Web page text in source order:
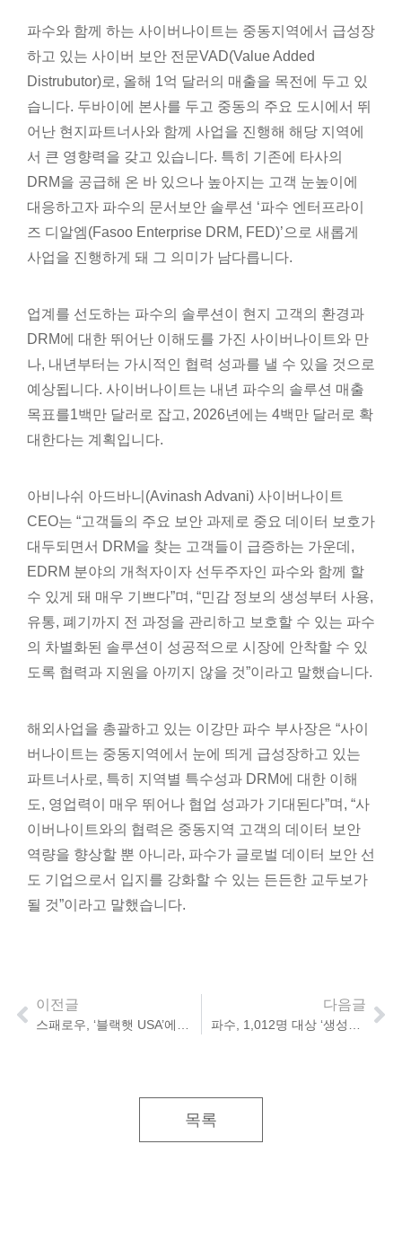
파수와 함께 하는 사이버나이트는 중동지역에서 급성장
하고 있는 사이버 보안 전문VAD(Value Added
Distrubutor)로, 올해 1억 달러의 매출을 목전에 두고 있
습니다. 두바이에 본사를 두고 중동의 주요 도시에서 뛰
어난 현지파트너사와 함께 사업을 진행해 해당 지역에
서 큰 영향력을 갖고 있습니다. 특히 기존에 타사의
DRM을 공급해 온 바 있으나 높아지는 고객 눈높이에
대응하고자 파수의 문서보안 솔루션 ‘파수 엔터프라이
즈 디알엠(Fasoo Enterprise DRM, FED)’으로 새롭게
사업을 진행하게 돼 그 의미가 남다릅니다.
업계를 선도하는 파수의 솔루션이 현지 고객의 환경과
DRM에 대한 뛰어난 이해도를 가진 사이버나이트와 만
나, 내년부터는 가시적인 협력 성과를 낼 수 있을 것으로
예상됩니다. 사이버나이트는 내년 파수의 솔루션 매출
목표를1백만 달러로 잡고, 2026년에는 4백만 달러로 확
대한다는 계획입니다.
아비나쉬 아드바니(Avinash Advani) 사이버나이트
CEO는 “고객들의 주요 보안 과제로 중요 데이터 보호가
대두되면서 DRM을 찾는 고객들이 급증하는 가운데,
EDRM 분야의 개척자이자 선두주자인 파수와 함께 할
수 있게 돼 매우 기쁘다”며, “민감 정보의 생성부터 사용,
유통, 폐기까지 전 과정을 관리하고 보호할 수 있는 파수
의 차별화된 솔루션이 성공적으로 시장에 안착할 수 있
도록 협력과 지원을 아끼지 않을 것”이라고 말했습니다.
해외사업을 총괄하고 있는 이강만 파수 부사장은 “사이
버나이트는 중동지역에서 눈에 띄게 급성장하고 있는
파트너사로, 특히 지역별 특수성과 DRM에 대한 이해
도, 영업력이 매우 뛰어나 협업 성과가 기대된다”며, “사
이버나이트와의 협력은 중동지역 고객의 데이터 보안
역량을 향상할 뿐 아니라, 파수가 글로벌 데이터 보안 선
도 기업으로서 입지를 강화할 수 있는 든든한 교두보가
될 것”이라고 말했습니다.
이전글 다음글
목록